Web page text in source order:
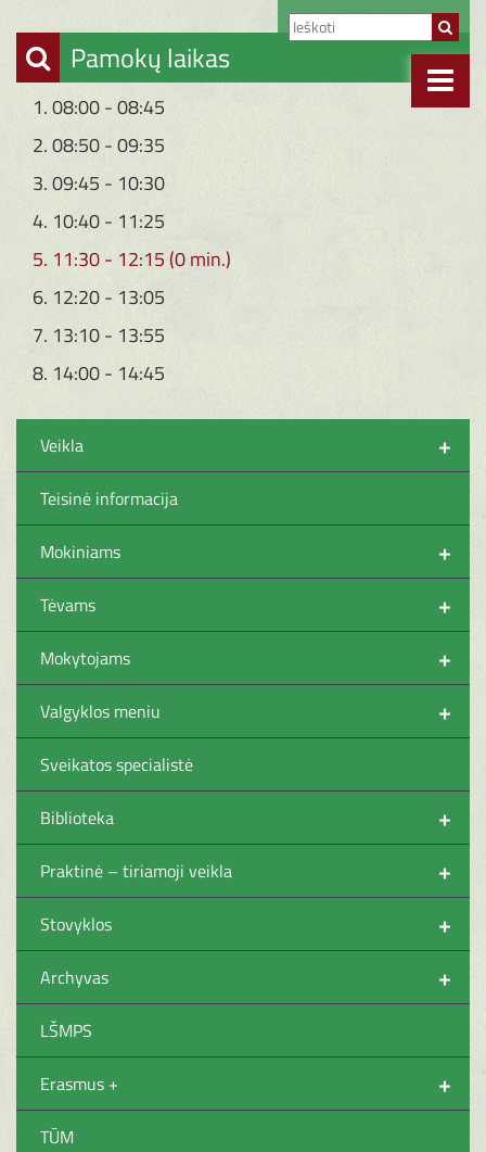
Pamokų laikas
1. 08:00 - 08:45
2. 08:50 - 09:35
3. 09:45 - 10:30
4. 10:40 - 11:25
5. 11:30 - 12:15 (0 min.)
6. 12:20 - 13:05
7. 13:10 - 13:55
8. 14:00 - 14:45
+
Veikla
Teisinė informacija
+
Mokiniams
+
Tėvams
+
Mokytojams
+
Valgyklos meniu
Sveikatos specialistė
+
Biblioteka
+
Praktinė – tiriamoji veikla
+
Stovyklos
+
Archyvas
LŠMPS
+
Erasmus +
TŪM